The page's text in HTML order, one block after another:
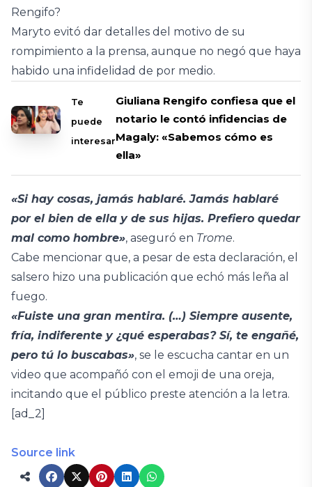
Rengifo?
Maryto evitó dar detalles del motivo de su
rompimiento a la prensa, aunque no negó que haya
habido una infidelidad de por medio.
Te
puede
interesar
Giuliana Rengifo confiesa que el
notario le contó infidencias de
Magaly: «Sabemos cómo es
ella»
«Si hay cosas, jamás hablaré. Jamás hablaré
por el bien de ella y de sus hijas. Prefiero quedar
mal como hombre», aseguró en Trome.
Cabe mencionar que, a pesar de esta declaración, el
salsero hizo una publicación que echó más leña al
fuego.
«Fuiste una gran mentira. (…) Siempre ausente,
fría, indiferente y ¿qué esperabas? Sí, te engañé,
pero tú lo buscabas», se le escucha cantar en un
video que acompañó con el emoji de una oreja,
incitando que el público preste atención a la letra.
[ad_2]
Source link